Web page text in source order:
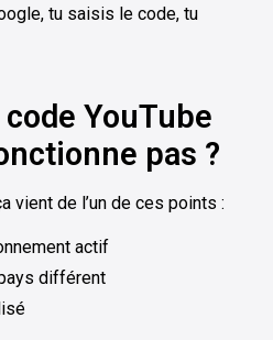
tu saisis le code, tu
YouTube
pas ?
vient de l’un de ces points :
actif
différent